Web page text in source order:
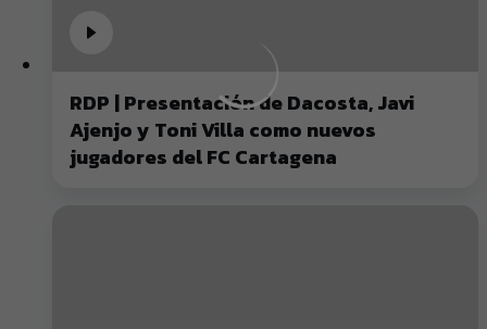
RDP | Presentación de Dacosta, Javi
Ajenjo y Toni Villa como nuevos
jugadores del FC Cartagena